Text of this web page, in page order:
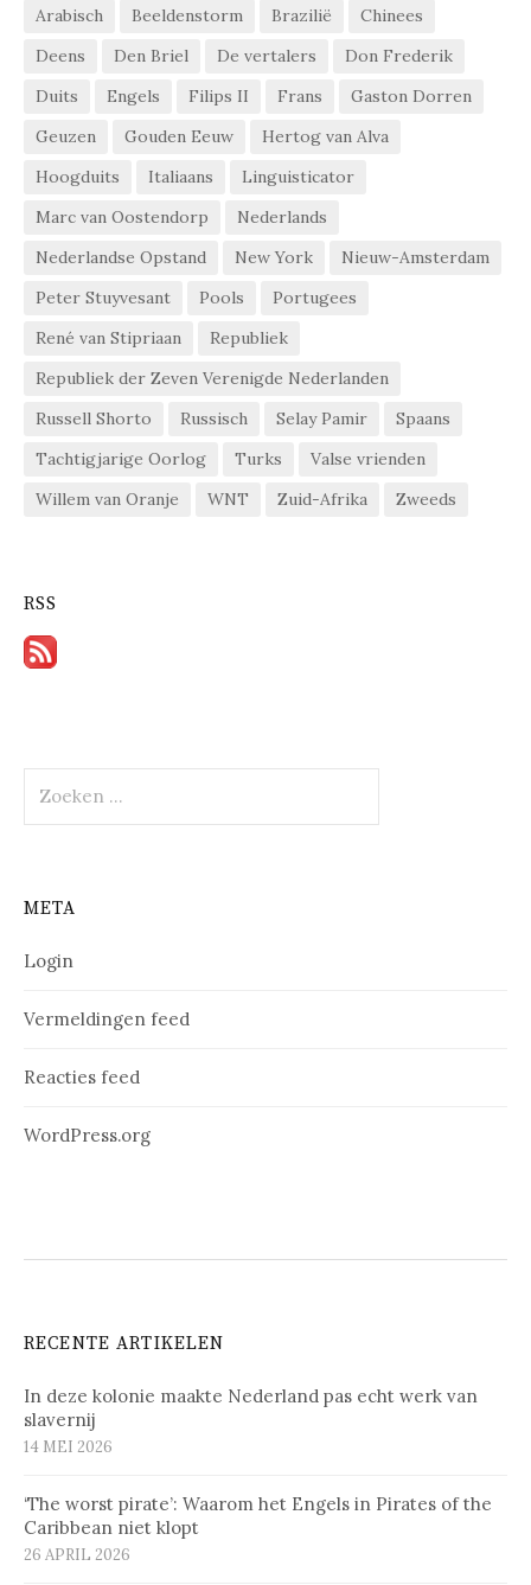
Arabisch Beeldenstorm Brazilië
Chinees
Deens
Den Briel De vertalers
Don Frederik
Duits
Engels Filips II Frans
Gaston Dorren
Geuzen
Gouden Eeuw
Hertog van Alva
Hoogduits
Italiaans
Linguisticator
Marc van Oostendorp
Nederlands
Nederlandse Opstand
New York
Nieuw-Amsterdam
Peter Stuyvesant
Pools
Portugees
René van Stipriaan
Republiek
Republiek der Zeven Verenigde Nederlanden
Russell Shorto
Russisch Selay Pamir
Spaans
Tachtigjarige Oorlog
Turks
Valse vrienden
Willem van Oranje
WNT Zuid-Afrika Zweeds
RSS
naar:
META
Login
Vermeldingen feed
Reacties feed
WordPress.org
RECENTE ARTIKELEN
In deze kolonie maakte Nederland pas echt werk van
slavernij
14 MEI 2026
‘The worst pirate’: Waarom het Engels in Pirates of the
Caribbean niet klopt
26 APRIL 2026